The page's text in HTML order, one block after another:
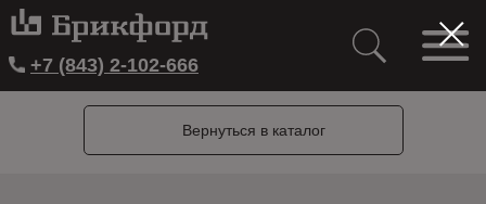
+7 (843) 2-102-666
Вернуться в каталог